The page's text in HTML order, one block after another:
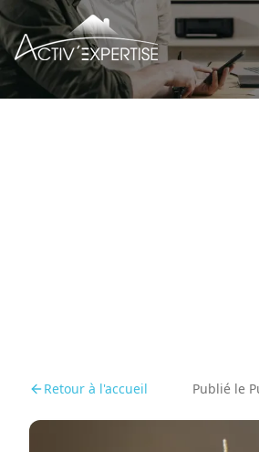
Retour à l'accueil Publié le